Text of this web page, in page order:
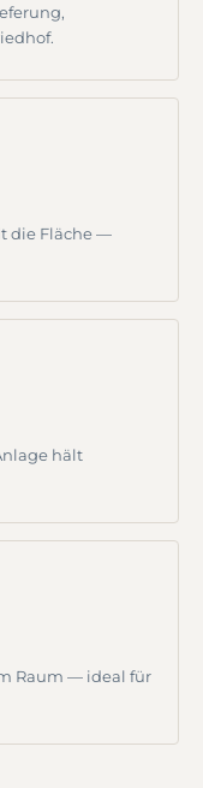
die Fläche —
hält
Raum — ideal für